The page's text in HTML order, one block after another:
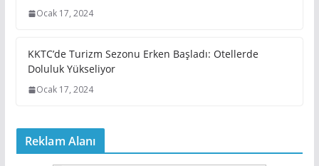
Ocak 17, 2024
KKTC’de Turizm Sezonu Erken Başladı: Otellerde
Doluluk Yükseliyor
Ocak 17, 2024
Reklam Alanı